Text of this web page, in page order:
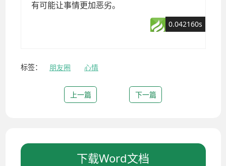
标签： 朋友圈 心情
上一篇 下一篇
下载Word文档